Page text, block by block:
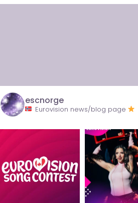
escnorge
Eurovision news/blog page